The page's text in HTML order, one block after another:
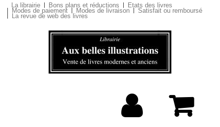
La librairie Bons plans et réductions Etats des livres
Modes de paiement Modes de livraison Satisfait ou remboursé
La revue de web des livres